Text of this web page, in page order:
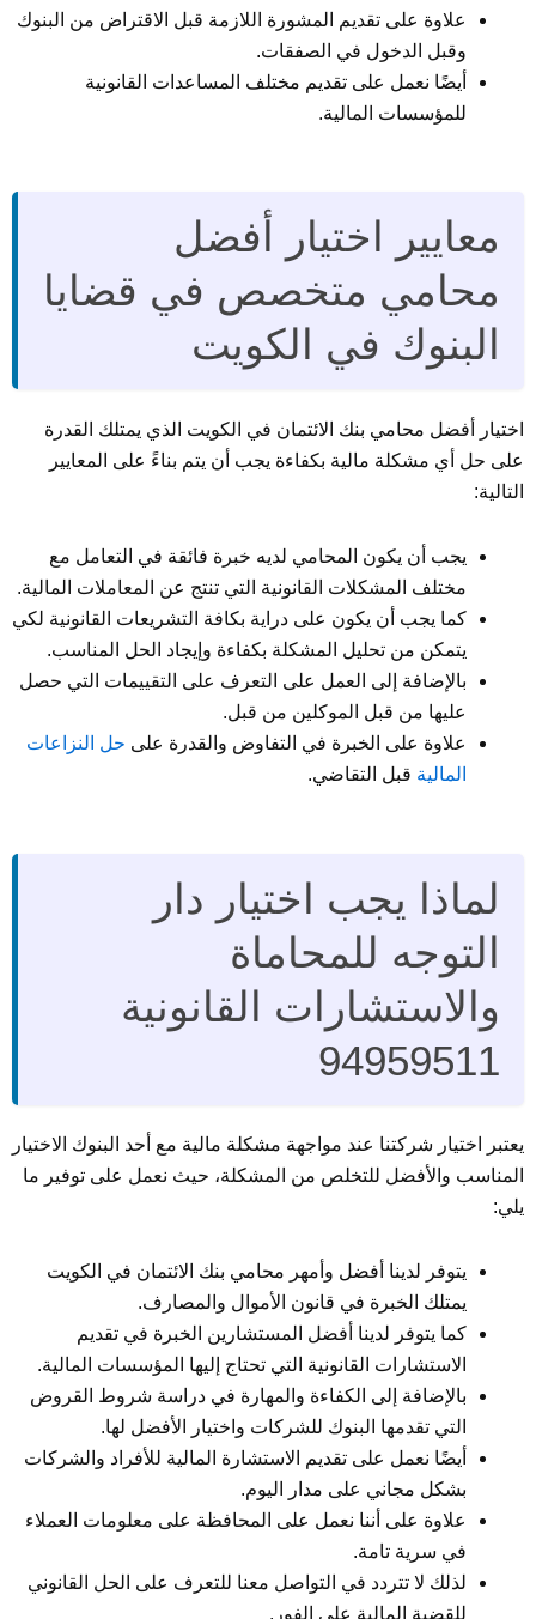
علاوة على تقديم المشورة اللازمة قبل الاقتراض من البنوك
وقبل الدخول في الصفقات.
أيضًا نعمل على تقديم مختلف المساعدات القانونية
للمؤسسات المالية.
معايير اختيار أفضل
محامي متخصص في قضايا
البنوك في الكويت
اختيار أفضل محامي بنك الائتمان في الكويت الذي يمتلك القدرة
على حل أي مشكلة مالية بكفاءة يجب أن يتم بناءً على المعايير
التالية:
يجب أن يكون المحامي لديه خبرة فائقة في التعامل مع
مختلف المشكلات القانونية التي تنتج عن المعاملات المالية.
كما يجب أن يكون على دراية بكافة التشريعات القانونية لكي
يتمكن من تحليل المشكلة بكفاءة وإيجاد الحل المناسب.
بالإضافة إلى العمل على التعرف على التقييمات التي حصل
عليها من قبل الموكلين من قبل.
علاوة على الخبرة في التفاوض والقدرة على حل النزاعات
المالية قبل التقاضي.
لماذا يجب اختيار دار
التوجه للمحاماة
والاستشارات القانونية
94959511
يعتبر اختيار شركتنا عند مواجهة مشكلة مالية مع أحد البنوك الاختيار
المناسب والأفضل للتخلص من المشكلة، حيث نعمل على توفير ما
يلي:
يتوفر لدينا أفضل وأمهر محامي بنك الائتمان في الكويت
يمتلك الخبرة في قانون الأموال والمصارف.
كما يتوفر لدينا أفضل المستشارين الخبرة في تقديم
الاستشارات القانونية التي تحتاج إليها المؤسسات المالية.
بالإضافة إلى الكفاءة والمهارة في دراسة شروط القروض
التي تقدمها البنوك للشركات واختيار الأفضل لها.
أيضًا نعمل على تقديم الاستشارة المالية للأفراد والشركات
بشكل مجاني على مدار اليوم.
علاوة على أننا نعمل على المحافظة على معلومات العملاء
في سرية تامة.
لذلك لا تتردد في التواصل معنا للتعرف على الحل القانوني
للقضية المالية على الفور.